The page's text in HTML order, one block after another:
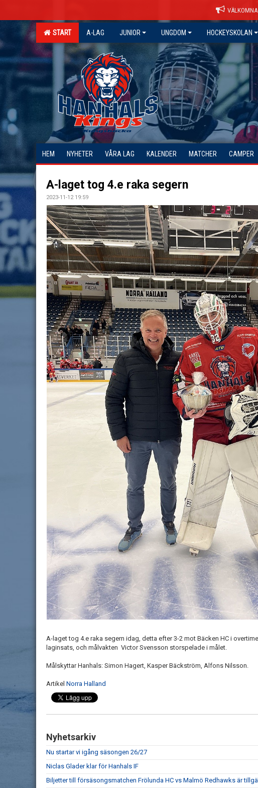
START A-LAG JUNIOR UNGDOM HOCKEYSKOLAN
HEM NYHETER VÅRA LAG KALENDER MATCHER CAMPER
A-laget tog 4.e raka segern
2023-11-12 19:59
A-laget tog 4.e raka segern idag, detta efter 3-2 mot Bäcken HC i
laginsats, och målvakten Victor Svensson storspelade i målet.
Målskyttar Hanhals: Simon Hagert, Kasper Bäckström, Alfons Nilsson.
Artikel Norra Halland
Nyhetsarkiv
Nu startar vi igång säsongen 26/27
Niclas Glader klar för Hanhals IF
Biljetter till försäsongsmatchen Frölunda HC vs Malmö Redhawks är